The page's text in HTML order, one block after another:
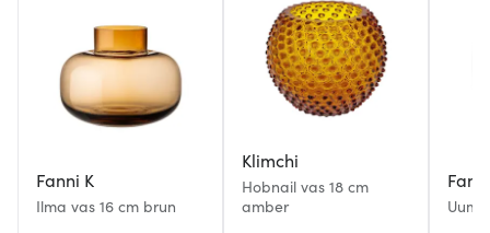
Fanni K
Ilma vas 16 cm brun
Klimchi
Hobnail vas 18 cm
amber